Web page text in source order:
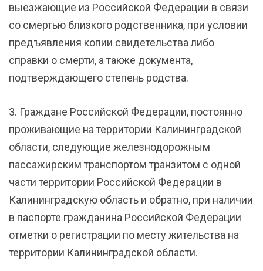
выезжающие из Российской Федерации в связи
со смертью близкого родственника, при условии
предъявления копии свидетельства либо
справки о смерти, а также документа,
подтверждающего степень родства.
3. Граждане Российской Федерации, постоянно
проживающие на территории Калининградской
области, следующие железнодорожным
пассажирским транспортом транзитом с одной
части территории Российской Федерации в
Калининградскую область и обратно, при наличии
в паспорте гражданина Российской Федерации
отметки о регистрации по месту жительства на
территории Калининградской области.